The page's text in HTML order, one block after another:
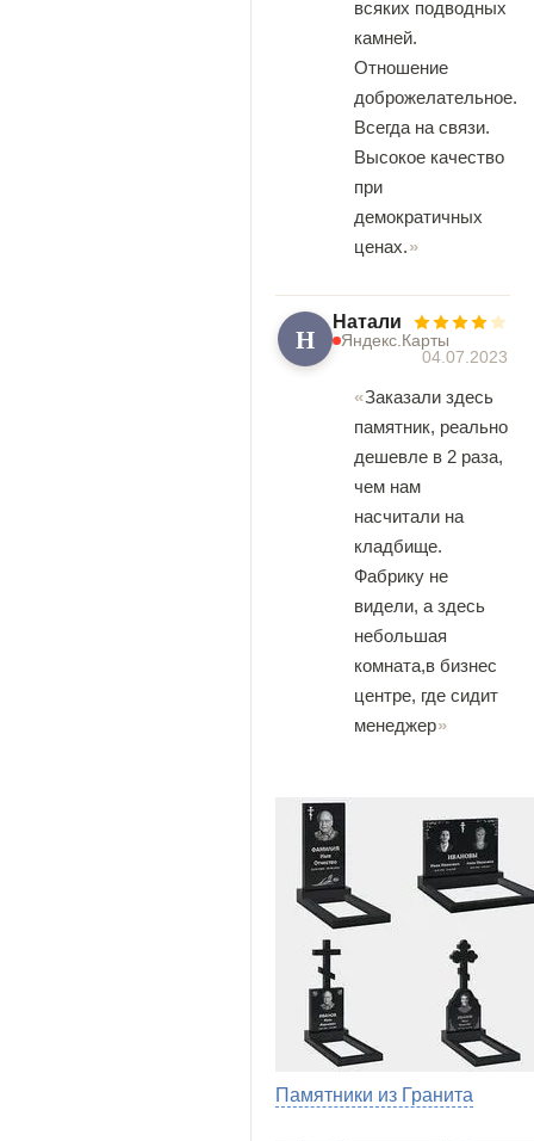
всяких подводных
камней.
Отношение
доброжелательное.
Всегда на связи.
Высокое качество
при
демократичных
ценах.
Н Натали
Яндекс.Карты
04.07.2023
Заказали здесь
памятник, реально
дешевле в 2 раза,
чем нам
насчитали на
кладбище.
Фабрику не
видели, а здесь
небольшая
комната,в бизнес
центре, где сидит
менеджер
Памятники из Гранита